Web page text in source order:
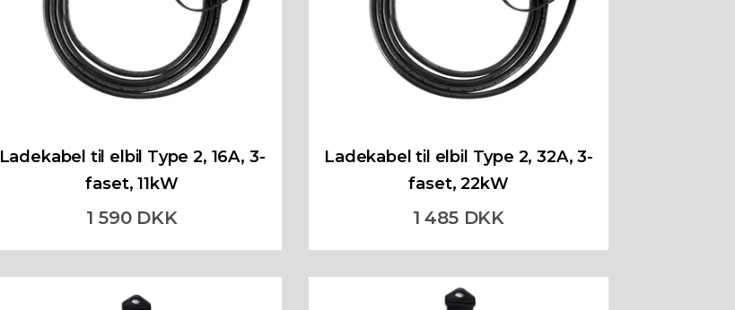
Ladekabel til elbil Type 2, 16A, 3-
faset, 11kW
1 590 DKK
Ladekabel til elbil Type 2, 32A, 3-
faset, 22kW
1 485 DKK